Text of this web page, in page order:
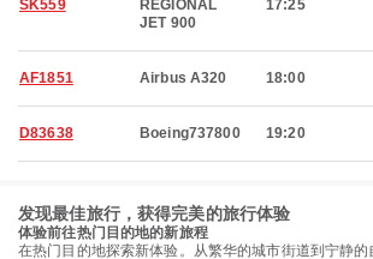
SK559
REGIONAL
JET 900
17:25
AF1851 Airbus A320 18:00
D83638 Boeing737800 19:20
发现最佳旅行，获得完美的旅行体验
体验前往热门目的地的新旅程
在热门目的地探索新体验。从繁华的城市街道到宁静的